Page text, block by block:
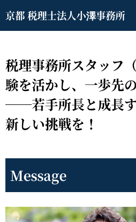
京都 税理士法人小澤事務所
税理事務所スタッフ
験を活かし、一歩先
──若手所長と成長
新しい挑戦を！
Message